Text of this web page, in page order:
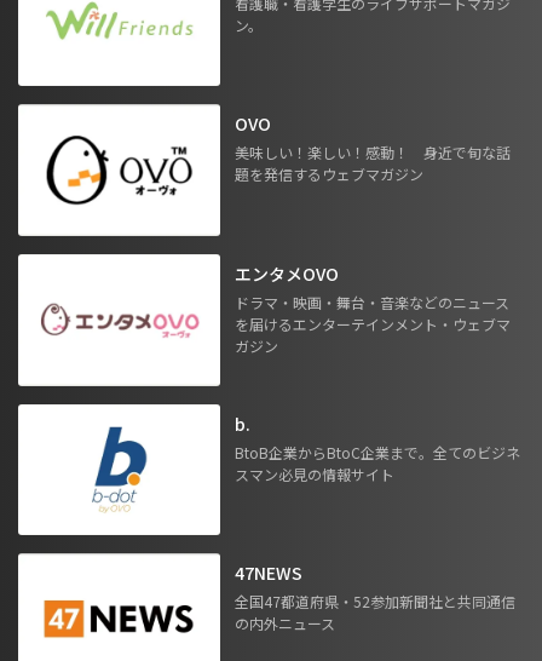
ン。
OVO
美味しい！楽しい！感動！ 身近で旬な話
題を発信するウェブマガジン
エンタメOVO
ドラマ・映画・舞台・音楽などのニュース
を届けるエンターテインメント・ウェブマ
ガジン
b.
BtoB企業からBtoC企業まで。全てのビジネ
スマン必見の情報サイト
47NEWS
全国47都道府県・52参加新聞社と共同通信
の内外ニュース